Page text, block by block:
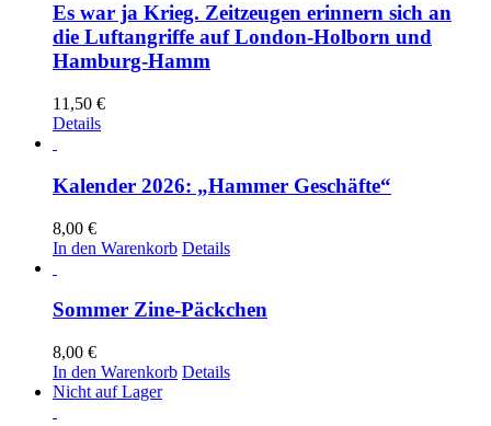
Es war ja Krieg. Zeitzeugen erinnern sich an
die Luftangriffe auf London-Holborn und
Hamburg-Hamm
11,50 €
Details
Kalender 2026: „Hammer Geschäfte“
8,00 €
In den Warenkorb Details
Sommer Zine-Päckchen
8,00 €
In den Warenkorb Details
Nicht auf Lager